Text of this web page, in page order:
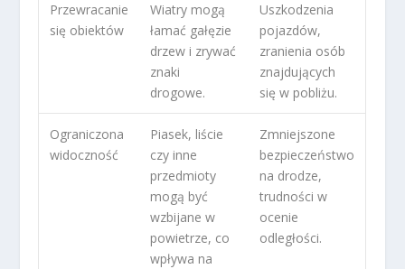
Przewracanie
się obiektów
Wiatry mogą
łamać gałęzie
drzew i zrywać
znaki
drogowe.
Uszkodzenia
pojazdów,
zranienia osób
znajdujących
się w pobliżu.
Ograniczona
widoczność
Piasek, liście
czy inne
przedmioty
mogą być
wzbijane w
powietrze, co
wpływa na
Zmniejszone
bezpieczeństwo
na drodze,
trudności w
ocenie
odległości.